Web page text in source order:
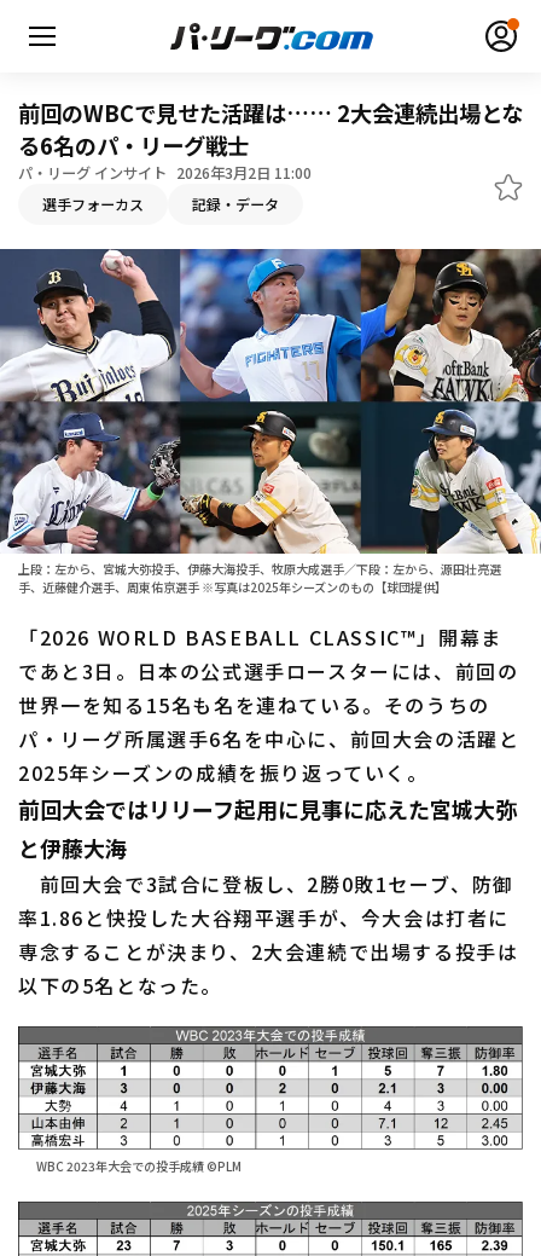
動画
日程・結果
順位表･成績
1軍公式戦
ファーム東地区
ファーム中地区
ファーム西地区
交流戦
選手名鑑
選手名鑑トップ
東北楽天ゴールデンイーグルス
千葉ロッテマリーンズ
福岡ソフトバンクホークス
ニュース
設定
運営会社（別ウィンドウで開く） よくある質問
前回のWBCで見せた活躍は…… 2大会連続出場とな
る6名のパ・リーグ戦士
パ・リーグ インサイト 2026年3月2日 11:00
選手フォーカス 記録・データ
上段：左から、宮城大弥投手、伊藤大海投手、牧原大成選手／下段：左から、源田壮亮選
手、近藤健介選手、周東佑京選手 ※写真は2025年シーズンのもの【球団提供】
「2026 WORLD BASEBALL CLASSIC™」開幕ま
であと3日。日本の公式選手ロースターには、前回の
世界一を知る15名も名を連ねている。そのうちの
パ・リーグ所属選手6名を中心に、前回大会の活躍と
2025年シーズンの成績を振り返っていく。
前回大会ではリリーフ起用に見事に応えた宮城大弥
と伊藤大海
前回大会で3試合に登板し、2勝0敗1セーブ、防御
率1.86と快投した大谷翔平選手が、今大会は打者に
専念することが決まり、2大会連続で出場する投手は
以下の5名となった。
WBC 2023年大会での投手成績 ©PLM